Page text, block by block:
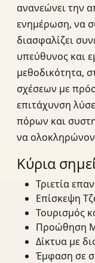
ανανεώνει την
ενημέρωση, να
διασφαλίζει
υπεύθυνος και
μεθοδικότητα,
σχέσεων με
επιτάχυνση
πόρων και
να
Κύρια
Τριετία
Επίσκεψη
Τουρισμός
Προώθηση
Δίκτυα με
Έμφαση σε